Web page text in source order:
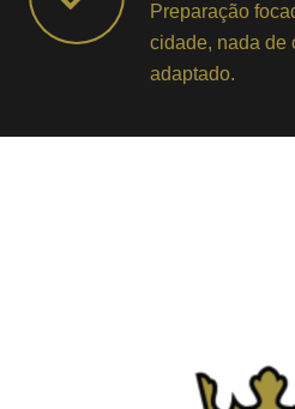
Preparação
cidade, nada de
adaptado.